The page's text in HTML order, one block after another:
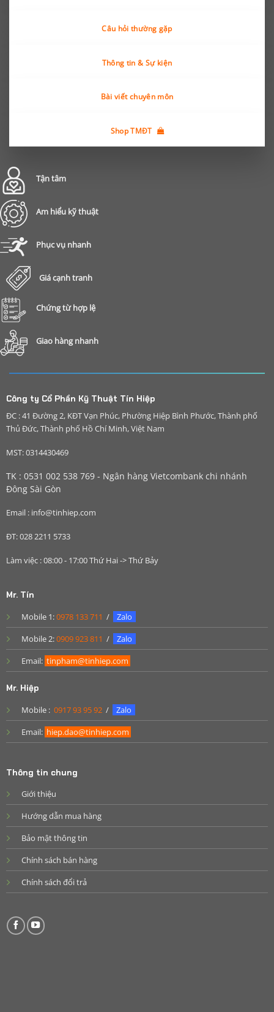
Câu hỏi thường gặp
Thông tin & Sự kiện
Bài viết chuyên môn
Shop TMĐT
Tận tâm
Am hiểu kỹ thuật
Phục vụ nhanh
Giá cạnh tranh
Chứng từ hợp lệ
Giao hàng nhanh
Công ty Cổ Phần Kỹ Thuật Tín Hiệp
ĐC : 41 Đường 2, KĐT Vạn Phúc, Phường Hiệp Bình Phước, Thành phố
Thủ Đức, Thành phố Hồ Chí Minh, Việt Nam
MST: 0314430469
TK : 0531 002 538 769 - Ngân hàng Vietcombank chi nhánh
Đông Sài Gòn
Email : info@tinhiep.com
ĐT: 028 2211 5733
Làm việc : 08:00 - 17:00 Thứ Hai -> Thứ Bảy
Mr. Tín
Mobile 1:0978 133 711 /
Zalo
Mobile 2:0909 923 811 /
Zalo
Email: tinpham@tinhiep.com
Mr. Hiệp
Mobile : 0917 93 95 92/
Zalo
Email: hiep.dao@tinhiep.com
Thông tin chung
Giới thiệu
Hướng dẫn mua hàng
Bảo mật thông tin
Chính sách bán hàng
Chính sách đổi trả